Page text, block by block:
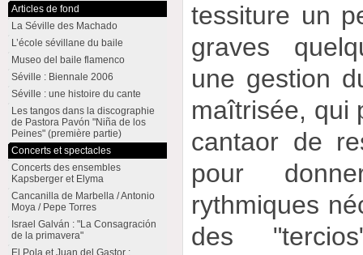
tessiture un
graves
une gestion
maîtrisée, qui
cantaor de
pour
rythmiques
des
Articles de fond
La Séville des Machado
L’école sévillane du baile
Museo del baile flamenco
Séville : Biennale 2006
Séville : une histoire du cante
Les tangos dans la discographie
de Pastora Pavón "Niña de los
Peines" (première partie)
Concerts et spectacles
Concerts des ensembles
Kapsberger et Elyma
Cancanilla de Marbella / Antonio
Moya / Pepe Torres
Israel Galván : "La Consagración
de la primavera"
El Pola et Juan del Gastor :